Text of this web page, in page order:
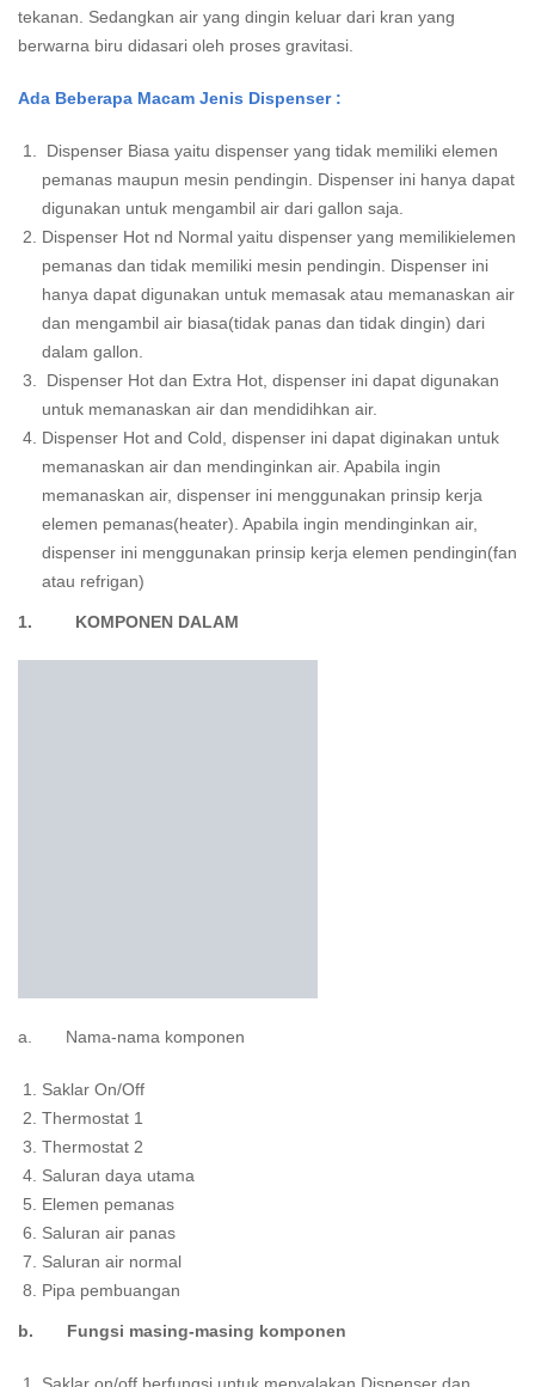
tekanan. Sedangkan air yang dingin keluar dari kran yang
berwarna biru didasari oleh proses gravitasi.
Ada Beberapa Macam Jenis Dispenser :
Dispenser Biasa yaitu dispenser yang tidak memiliki elemen
pemanas maupun mesin pendingin. Dispenser ini hanya dapat
digunakan untuk mengambil air dari gallon saja.
Dispenser Hot nd Normal yaitu dispenser yang memilikielemen
pemanas dan tidak memiliki mesin pendingin. Dispenser ini
hanya dapat digunakan untuk memasak atau memanaskan air
dan mengambil air biasa(tidak panas dan tidak dingin) dari
dalam gallon.
Dispenser Hot dan Extra Hot, dispenser ini dapat digunakan
untuk memanaskan air dan mendidihkan air.
Dispenser Hot and Cold, dispenser ini dapat diginakan untuk
memanaskan air dan mendinginkan air. Apabila ingin
memanaskan air, dispenser ini menggunakan prinsip kerja
elemen pemanas(heater). Apabila ingin mendinginkan air,
dispenser ini menggunakan prinsip kerja elemen pendingin(fan
atau refrigan)
1. KOMPONEN DALAM
a. Nama-nama komponen
Saklar On/Off
Thermostat 1
Thermostat 2
Saluran daya utama
Elemen pemanas
Saluran air panas
Saluran air normal
Pipa pembuangan
b. Fungsi masing-masing komponen